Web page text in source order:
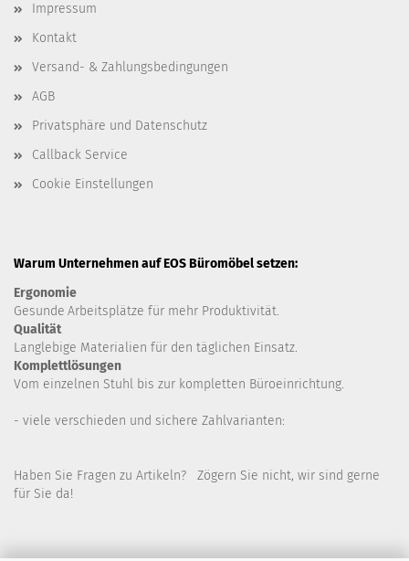
Impressum
Kontakt
Versand- & Zahlungsbedingungen
AGB
Privatsphäre und Datenschutz
Callback Service
Cookie Einstellungen
Warum Unternehmen auf EOS Büromöbel setzen:
Ergonomie
Gesunde Arbeitsplätze für mehr Produktivität.
Qualität
Langlebige Materialien für den täglichen Einsatz.
Komplettlösungen
Vom einzelnen Stuhl bis zur kompletten Büroeinrichtung.
- viele verschieden und sichere Zahlvarianten:
Haben Sie Fragen zu Artikeln? Zögern Sie nicht, wir sind gerne
für Sie da!